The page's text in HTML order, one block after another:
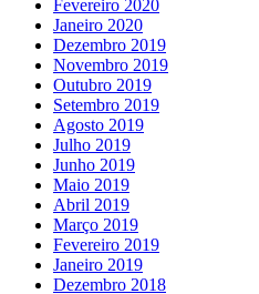
Fevereiro 2020
Janeiro 2020
Dezembro 2019
Novembro 2019
Outubro 2019
Setembro 2019
Agosto 2019
Julho 2019
Junho 2019
Maio 2019
Abril 2019
Março 2019
Fevereiro 2019
Janeiro 2019
Dezembro 2018